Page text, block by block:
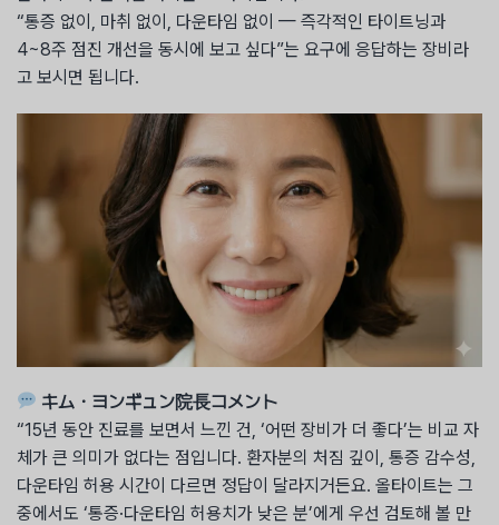
“통증 없이, 마취 없이, 다운타임 없이 — 즉각적인 타이트닝과
4~8주 점진 개선을 동시에 보고 싶다”는 요구에 응답하는 장비라
고 보시면 됩니다.
キム・ヨンギュン院長コメント
“15년 동안 진료를 보면서 느낀 건, ‘어떤 장비가 더 좋다’는 비교 자
체가 큰 의미가 없다는 점입니다. 환자분의 처짐 깊이, 통증 감수성,
다운타임 허용 시간이 다르면 정답이 달라지거든요. 올타이트는 그
중에서도 ‘통증·다운타임 허용치가 낮은 분’에게 우선 검토해 볼 만